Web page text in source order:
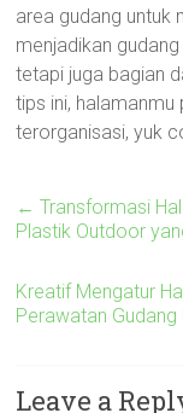
area gudang untuk
menjadikan
tetapi juga bagian
tips ini, halamanmu
terorganisasi, yuk
← Transformasi
Plastik Outdoor
Kreatif Mengatur
Perawatan
Leave a